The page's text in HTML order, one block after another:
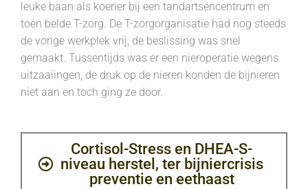
leuke baan als koerier bij een tandartsencentrum en
toen belde T-zorg. De T-zorgorganisatie had nog steeds
de vorige werkplek vrij, de beslissing was snel
gemaakt. Tussentijds was er een nieroperatie wegens
uitzaaiingen, de druk op de nieren konden de bijnieren
niet aan en toch ging ze door.
Cortisol-Stress en DHEA-S-
niveau herstel, ter bijniercrisis
preventie en eethaast